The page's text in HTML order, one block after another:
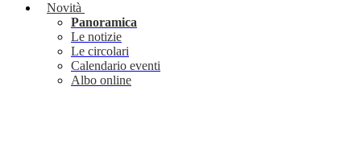
Novità
Panoramica
Le notizie
Le circolari
Calendario eventi
Albo online